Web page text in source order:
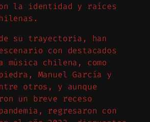
la identidad y raíces
su trayectoria, han
con destacados
música chilena, como
Manuel García y
otros, y aunque
un breve receso
regresaron con